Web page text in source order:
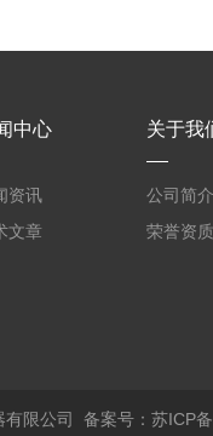
中心
资讯
文章
关于我
公司简介
荣誉资质
有限公司 备案号：苏ICP